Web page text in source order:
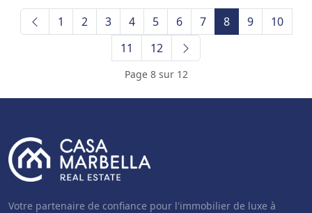
1 2 3 4 5 6 7 8 9
10
11
12
Page 8 sur 12
Votre partenaire de confiance pour l'immobilier de luxe à